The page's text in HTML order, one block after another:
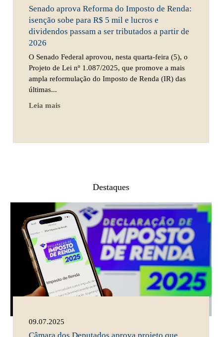
Senado aprova Reforma do Imposto de Renda:
isenção sobe para R$ 5 mil e lucros e
dividendos passam a ser tributados a partir de
2026
O Senado Federal aprovou, nesta quarta-feira (5), o
Projeto de Lei nº 1.087/2025, que promove a mais
ampla reformulação do Imposto de Renda (IR) das
últimas...
Leia mais
Destaques
09.07.2025
Câmara dos Deputados aprova projeto que